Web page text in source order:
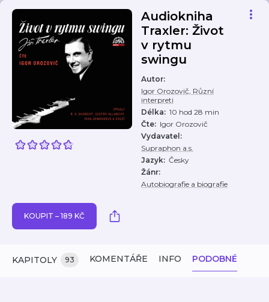
Audiokniha
Traxler: Život
v rytmu
swingu
Autor:
Igor Orozovič, Různí
interpreti
Délka: 10 hod 28 min
Čte: Igor Orozovič
Vydavatel :
Supraphon a.s.
Jazyk: Česky
Žánr:
Autobiografie a biografie
KOUPIT – 189 KČ
KAPITOLY 93 KOMENTÁŘE INFO PODOBNÉ